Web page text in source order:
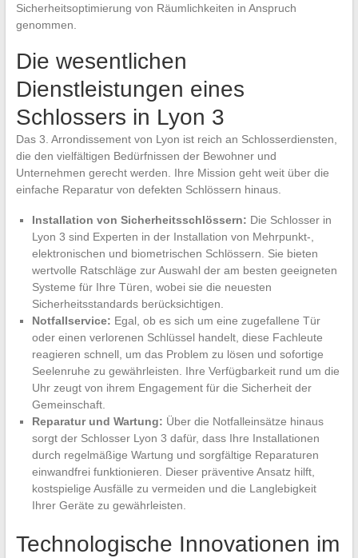
Sicherheitsoptimierung von Räumlichkeiten in Anspruch
genommen.
Die wesentlichen
Dienstleistungen eines
Schlossers in Lyon 3
Das 3. Arrondissement von Lyon ist reich an Schlosserdiensten,
die den vielfältigen Bedürfnissen der Bewohner und
Unternehmen gerecht werden. Ihre Mission geht weit über die
einfache Reparatur von defekten Schlössern hinaus.
Installation von Sicherheitsschlössern: Die Schlosser in
Lyon 3 sind Experten in der Installation von Mehrpunkt-,
elektronischen und biometrischen Schlössern. Sie bieten
wertvolle Ratschläge zur Auswahl der am besten geeigneten
Systeme für Ihre Türen, wobei sie die neuesten
Sicherheitsstandards berücksichtigen.
Notfallservice: Egal, ob es sich um eine zugefallene Tür
oder einen verlorenen Schlüssel handelt, diese Fachleute
reagieren schnell, um das Problem zu lösen und sofortige
Seelenruhe zu gewährleisten. Ihre Verfügbarkeit rund um die
Uhr zeugt von ihrem Engagement für die Sicherheit der
Gemeinschaft.
Reparatur und Wartung: Über die Notfalleinsätze hinaus
sorgt der Schlosser Lyon 3 dafür, dass Ihre Installationen
durch regelmäßige Wartung und sorgfältige Reparaturen
einwandfrei funktionieren. Dieser präventive Ansatz hilft,
kostspielige Ausfälle zu vermeiden und die Langlebigkeit
Ihrer Geräte zu gewährleisten.
Technologische Innovationen im